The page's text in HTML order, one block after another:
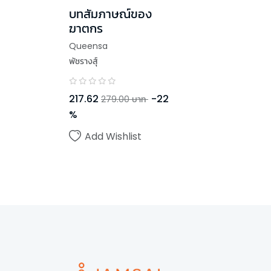
บทสัมภาษณ์ของ
ฆาตกร
Queensa
พัชรางสุ์
217.62 279.00 บาท -22
%
Add Wishlist